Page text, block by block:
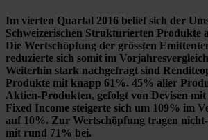
Im vierten Quartal 2016 belief sich der
Schweizerischen Strukturierten Produkte
Die Wertschöpfung der grössten
reduzierte sich somit im
Weiterhin stark nachgefragt sind
Produkte mit knapp 61%. 45% aller
Aktien-Produkten, gefolgt von Devisen
Fixed Income steigerte sich um 109% im
auf 10%. Zur Wertschöpfung tragen
mit rund 71% bei.